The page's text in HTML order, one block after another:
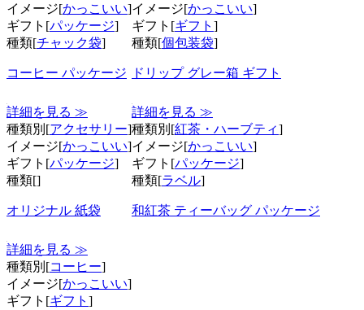
イメージ[かっこいい]
ギフト[パッケージ]
種類[チャック袋]
コーヒー パッケージ
イメージ[かっこいい]
ギフト[ギフト ]
種類[個包装袋]
ドリップ グレー箱 ギフト
詳細を見る ≫
種類別[アクセサリー]
イメージ[かっこいい]
ギフト[パッケージ]
種類[]
オリジナル 紙袋
詳細を見る ≫
種類別[紅茶・ハーブティ]
イメージ[かっこいい]
ギフト[パッケージ]
種類[ラベル]
和紅茶 ティーバッグ パッケージ
詳細を見る ≫
種類別[コーヒー]
イメージ[かっこいい]
ギフト[ギフト ]